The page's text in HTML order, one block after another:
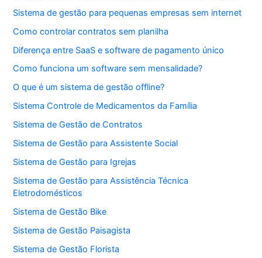
Sistema de gestão para pequenas empresas sem internet
Como controlar contratos sem planilha
Diferença entre SaaS e software de pagamento único
Como funciona um software sem mensalidade?
O que é um sistema de gestão offline?
Sistema Controle de Medicamentos da Família
Sistema de Gestão de Contratos
Sistema de Gestão para Assistente Social
Sistema de Gestão para Igrejas
Sistema de Gestão para Assistência Técnica
Eletrodomésticos
Sistema de Gestão Bike
Sistema de Gestão Paisagista
Sistema de Gestão Florista